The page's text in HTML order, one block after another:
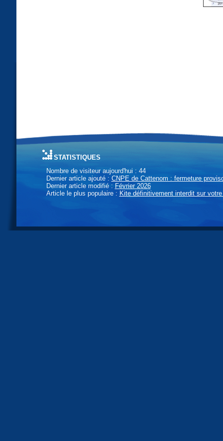
statistiques
Nombre de visiteur aujourd'hui : 44
Dernier article ajouté : CNPE de Cattenom : fermeture
Dernier article modifié : Février 2026
Article le plus populaire : Kite définitivement interdit sur